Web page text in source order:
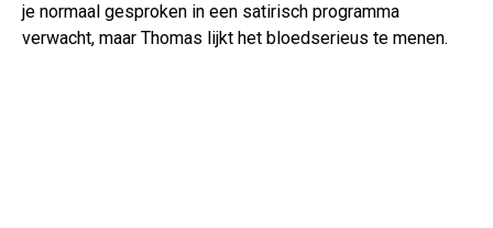
je normaal gesproken in een satirisch programma
verwacht, maar Thomas lijkt het bloedserieus te menen.